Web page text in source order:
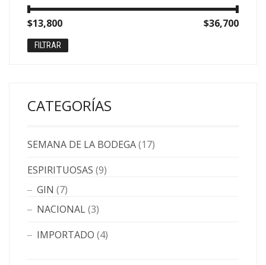
Precio
mínimo
Precio
máximo
FILTRAR
$13,800 $36,700
CATEGORÍAS
SEMANA DE LA BODEGA(17)
ESPIRITUOSAS (9)
GIN (7)
NACIONAL(3)
IMPORTADO (4)